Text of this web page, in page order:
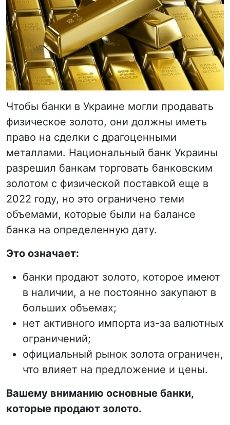
Чтобы банки в Украине могли продавать
физическое золото, они должны иметь
право на сделки с драгоценными
металлами. Национальный банк Украины
разрешил банкам торговать банковским
золотом с физической поставкой еще в
2022 году, но это ограничено теми
объемами, которые были на балансе
банка на определенную дату.
Это означает:
банки продают золото, которое имеют
в наличии, а не постоянно закупают в
больших объемах;
нет активного импорта из-за валютных
ограничений;
официальный рынок золота ограничен,
что влияет на предложение и цены.
Вашему вниманию основные банки,
которые продают золото.